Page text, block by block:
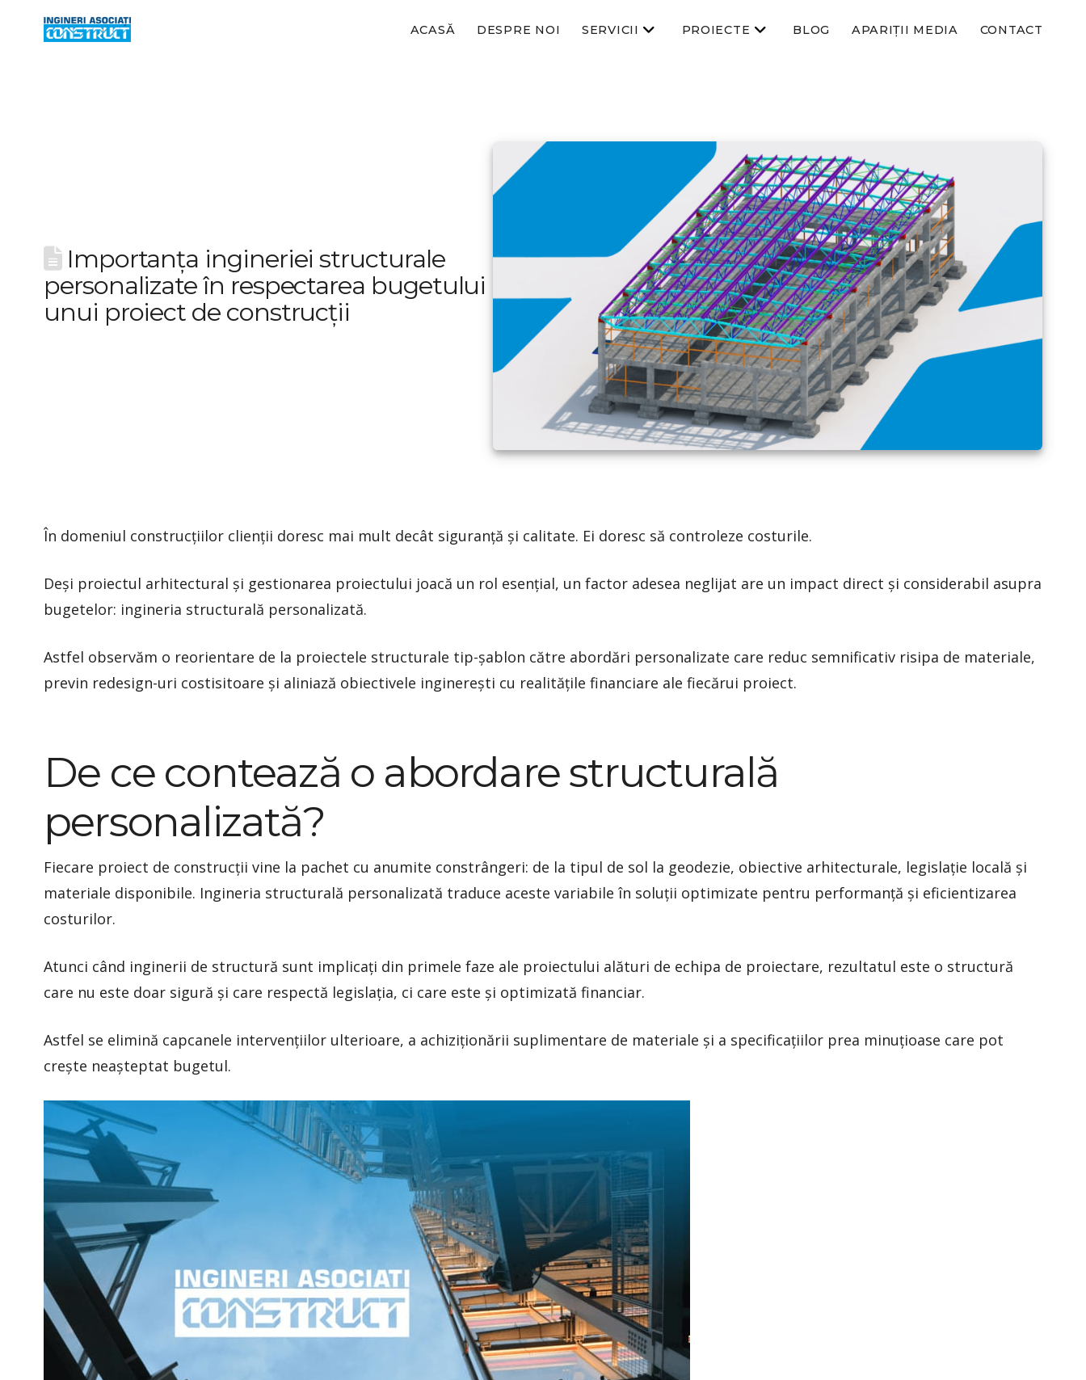
ACASĂ DESPRE NOI SERVICII PROIECTE BLOG APARIȚII MEDIA CONTACT
Importanța ingineriei structurale
personalizate în respectarea bugetului
unui proiect de construcții
În domeniul construcțiilor clienții doresc mai mult decât siguranță și calitate. Ei doresc să controleze costurile.
Deși proiectul arhitectural și gestionarea proiectului joacă un rol esențial, un factor adesea neglijat are un impact direct și considerabil asupra
bugetelor: ingineria structurală personalizată.
Astfel observăm o reorientare de la proiectele structurale tip-șablon către abordări personalizate care reduc semnificativ risipa de materiale,
previn redesign-uri costisitoare și aliniază obiectivele inginerești cu realitățile financiare ale fiecărui proiect.
De ce contează o abordare structurală
personalizată?
Fiecare proiect de construcții vine la pachet cu anumite constrângeri: de la tipul de sol la geodezie, obiective arhitecturale, legislație locală și
materiale disponibile. Ingineria structurală personalizată traduce aceste variabile în soluții optimizate pentru performanță și eficientizarea
costurilor.
Atunci când inginerii de structură sunt implicați din primele faze ale proiectului alături de echipa de proiectare, rezultatul este o structură
care nu este doar sigură și care respectă legislația, ci care este și optimizată financiar.
Astfel se elimină capcanele intervențiilor ulterioare, a achiziționării suplimentare de materiale și a specificațiilor prea minuțioase care pot
crește neașteptat bugetul.